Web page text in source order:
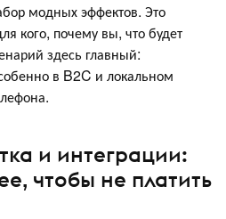
модных эффектов. Это
кого, почему вы, что будет
здесь главный:
в B2C и локальном
и интеграции:
чтобы не платить